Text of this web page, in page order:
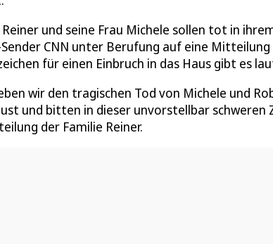
Reiner und seine Frau Michele sollen tot in
CNN unter Berufung auf eine
für einen Einbruch in das Haus gibt es
wir den tragischen Tod von Michele und
und bitten in dieser unvorstellbar
der Familie Reiner.